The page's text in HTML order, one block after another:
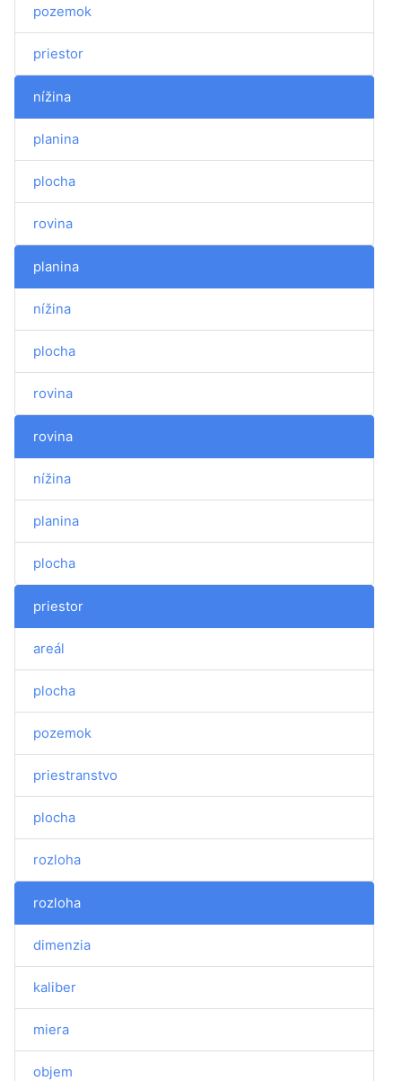
pozemok
priestor
nížina
planina
plocha
rovina
planina
nížina
plocha
rovina
rovina
nížina
planina
plocha
priestor
areál
plocha
pozemok
priestranstvo
plocha
rozloha
rozloha
dimenzia
kaliber
miera
objem